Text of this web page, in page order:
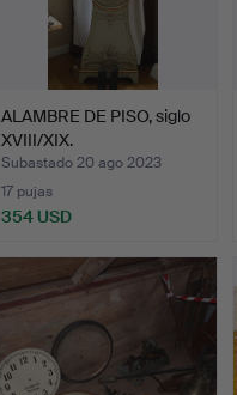
ALAMBRE DE PISO, siglo
XVIII/XIX.
Subastado 20 ago 2023
17 pujas
354 USD